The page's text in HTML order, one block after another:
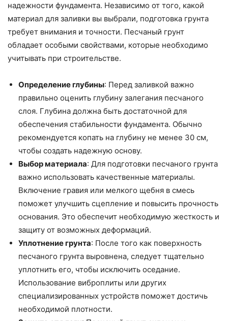
надежности фундамента. Независимо от того, какой
материал для заливки вы выбрали, подготовка грунта
требует внимания и точности. Песчаный грунт
обладает особыми свойствами, которые необходимо
учитывать при строительстве.
Определение глубины: Перед заливкой важно
правильно оценить глубину залегания песчаного
слоя. Глубина должна быть достаточной для
обеспечения стабильности фундамента. Обычно
рекомендуется копать на глубину не менее 30 см,
чтобы создать надежную основу.
Выбор материала: Для подготовки песчаного грунта
важно использовать качественные материалы.
Включение гравия или мелкого щебня в смесь
поможет улучшить сцепление и повысить прочность
основания. Это обеспечит необходимую жесткость и
защиту от возможных деформаций.
Уплотнение грунта: После того как поверхность
песчаного грунта выровнена, следует тщательно
уплотнить его, чтобы исключить оседание.
Использование виброплиты или других
специализированных устройств поможет достичь
необходимой плотности.